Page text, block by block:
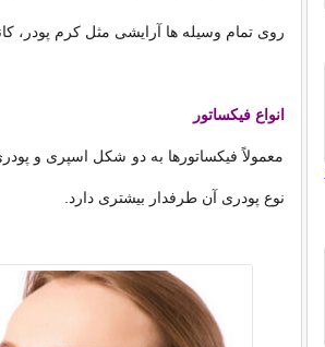
روی تمام وسیله ها آرایشی مثل کرم پودر،
انواع فیکساتور
معمولاً فیکساتورها به دو شکل اسپری و
نوع پودری آن طرفدار بیشتری دارد.